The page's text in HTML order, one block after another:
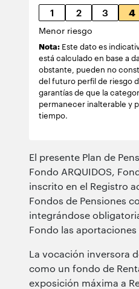
1 2 3 4
Menor riesgo
Nota: Este dato es
está calculado en base a
obstante, pueden no
del futuro perfil de riesgo
garantías de que la
permanecer inalterable y
tiempo.
El presente Plan de
Fondo ARQUIDOS,
inscrito en el Registro
Fondos de Pensiones
integrándose
Fondo las aportaciones
La vocación inversora
como un fondo de
exposición máxima a